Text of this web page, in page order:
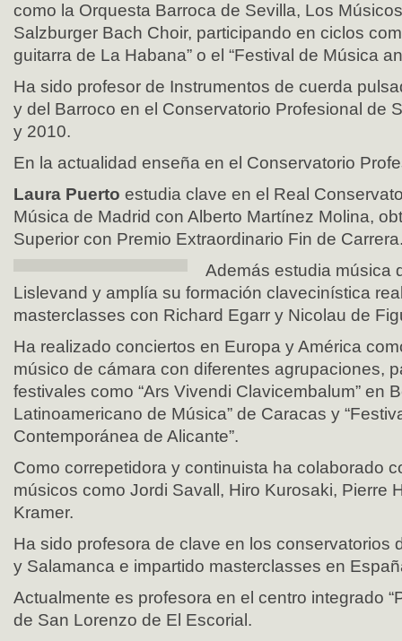
como la Orquesta Barroca de Sevilla, Los
Salzburger Bach Choir, participando en ciclos
guitarra de La Habana” o el “Festival de Música
Ha sido profesor de Instrumentos de cuerda
y del Barroco en el Conservatorio Profesional de
y 2010.
En la actualidad enseña en el Conservatorio
Laura Puerto estudia clave en el Real
Música de Madrid con Alberto Martínez Molina,
Superior con Premio Extraordinario Fin de
Además estudia música
Lislevand y amplía su formación clavecinística
masterclasses con Richard Egarr y Nicolau de
Ha realizado conciertos en Europa y América
músico de cámara con diferentes agrupaciones,
festivales como “Ars Vivendi Clavicembalum” en
Latinoamericano de Música” de Caracas y
Contemporánea de Alicante”.
Como correpetidora y continuista ha colaborado
músicos como Jordi Savall, Hiro Kurosaki, Pierre
Kramer.
Ha sido profesora de clave en los conservatorios
y Salamanca e impartido masterclasses en
Actualmente es profesora en el centro integrado
de San Lorenzo de El Escorial.